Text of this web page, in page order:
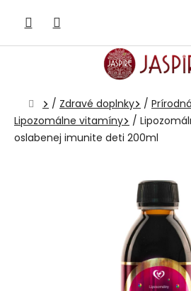
obsah
Domov
/ Zdravé doplnky /
Lipozomálne vitamíny
/
oslabenej imunite deti 200ml